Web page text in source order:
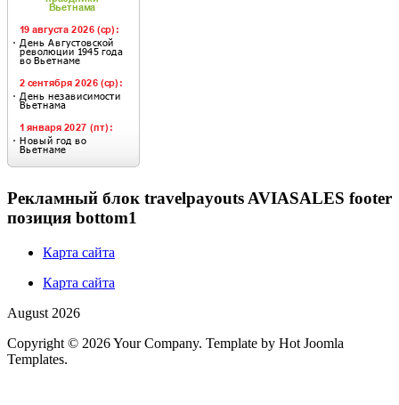
Рекламный блок travelpayouts AVIASALES footer
позиция bottom1
Карта сайта
Карта сайта
August 2026
Copyright © 2026 Your Company. Template by Hot Joomla
Templates.